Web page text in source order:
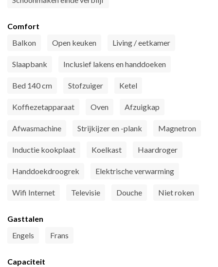
Comfort
Balkon
Open keuken Living / eetkamer
Slaapbank Inclusief lakens en handdoeken
Bed 140 cm Stofzuiger Ketel
Koffiezetapparaat Oven Afzuigkap
Afwasmachine Strijkijzer en -plank Magnetron
Inductie kookplaat Koelkast Haardroger
Handdoekdroogrek Elektrische verwarming
Wifi Internet Televisie Douche Niet roken
Gasttalen
Engels
Frans
Capaciteit